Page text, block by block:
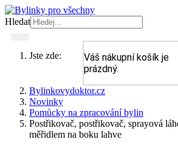
Hledat
Váš nákupní košík je
prázdný.
Jste zde:
Bylinkovydoktor.cz
Novinky
Pomůcky na zpracování bylin
Postřikovač, postřikovač, sprayová
měřidlem na boku lahve